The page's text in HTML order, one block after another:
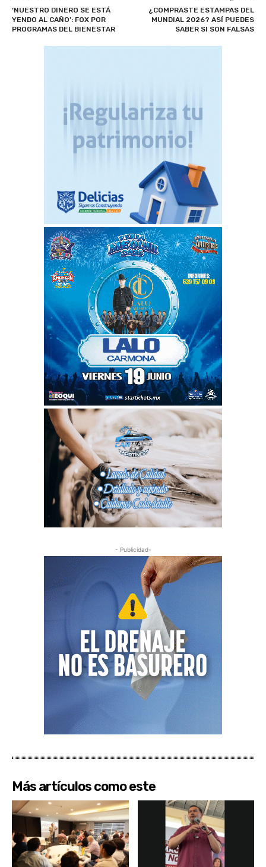
‘NUESTRO DINERO SE ESTÁ
YENDO AL CAÑO’: FOX POR
PROGRAMAS DEL BIENESTAR
¿COMPRASTE ESTAMPAS DEL
MUNDIAL 2026? ASÍ PUEDES
SABER SI SON FALSAS
- Publicidad-
Más artículos como este